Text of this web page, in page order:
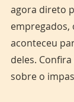
agora direto
empregados,
aconteceu
deles.
sobre o